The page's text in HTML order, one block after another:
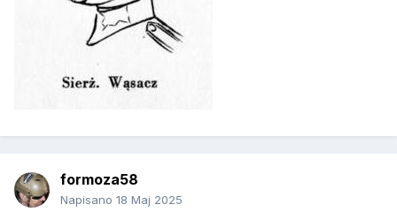
formoza58
Napisano 18 Maj 2025